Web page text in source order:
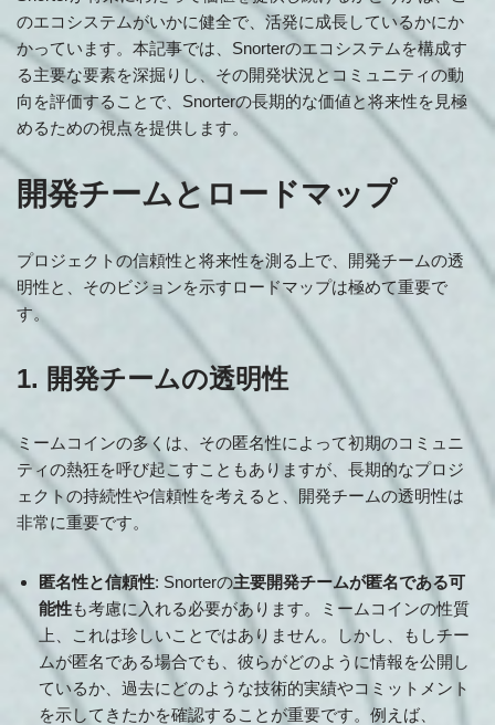
のエコシステムがいかに健全で、活発に成長しているかにか
かっています。本記事では、Snorterのエコシステムを構成す
る主要な要素を深掘りし、その開発状況とコミュニティの動
向を評価することで、Snorterの長期的な価値と将来性を見極
めるための視点を提供します。
開発チームとロードマップ
プロジェクトの信頼性と将来性を測る上で、開発チームの透
明性と、そのビジョンを示すロードマップは極めて重要で
す。
1. 開発チームの透明性
ミームコインの多くは、その匿名性によって初期のコミュニ
ティの熱狂を呼び起こすこともありますが、長期的なプロジ
ェクトの持続性や信頼性を考えると、開発チームの透明性は
非常に重要です。
匿名性と信頼性: Snorterの主要開発チームが匿名である可
能性も考慮に入れる必要があります。ミームコインの性質
上、これは珍しいことではありません。しかし、もしチー
ムが匿名である場合でも、彼らがどのように情報を公開し
ているか、過去にどのような技術的実績やコミットメント
を示してきたかを確認することが重要です。例えば、